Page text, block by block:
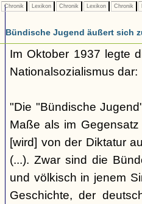
Chronik Lexikon Chronik Lexikon Chronik
Bündische Jugend äußert sich
Im Oktober 1937 legte
Nationalsozialismus dar:
"Die "Bündische
Maße als im
[wird] von der Diktatur
(...). Zwar sind die
und völkisch in jenem
Geschichte, der